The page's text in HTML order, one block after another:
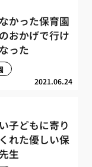
かった保育園
おかげで行け
った
2021.06.24
子どもに寄り
れた優しい保
生